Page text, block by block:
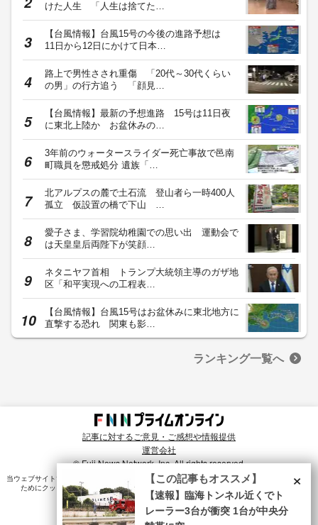
けた人生 「人生は捨てた…
【台風情報】台風15号の今後の進路予想は
11日から12日にかけて日本…
路上で男性さされ重傷 「20代～30代くらい
の男」の行方追う 「顔見…
【台風情報】最新の予想進路 15号は11日夜
に東北上陸か お盆休みの…
3年前のウォータースライダー死亡事故で邑南
町職員を懲戒処分 遺族「…
北アルプスの麓で土石流 登山者ら一時400人
孤立 仮設置の橋で下山 …
愛子さま、学習院幼稚園での思い出 運動会で
は天皇皇后両陛下が笑顔…
ネタニヤフ首相 トランプ大統領主導のガザ地
区「和平実現への工程表…
【台風情報】台風15号はお盆休みに東北地方に
直撃する恐れ 関東も影…
ランキング一覧へ
記事に対するご意見・ご感想や情報提供
運営会社
© Fuji News Network, Inc. All rights reserved.
当ウェブサイトでは、ユーザのニーズ・興味・関⼼に合致したコンテンツや広告配信を提供する
ためにクッキーを使⽤しています。詳細は、
プライバシーポリシー をご確認ください。×
【この記事もオススメ】
【速報】臨海トンネル近くでト
レーラー3台が衝突 1台が中央分